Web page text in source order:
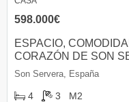
598.000€
ESPACIO,
CORAZÓN DE SON
Son Servera, España
4 3